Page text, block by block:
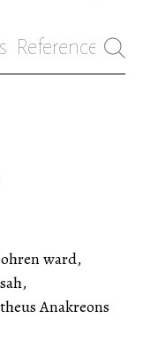
References
ward,
Anakreons